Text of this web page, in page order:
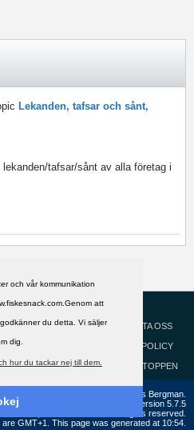
och vår kommunikation
att
du detta. Vi säljer
dig.
hur du tackar nej till dem.
Lekanden, tafsar och sånt,
tafsar/sånt av alla företag i
HJÄLP
KONTAKTA OSS
COOKIEPOLICY
GÅ TILL TOPPEN
Grundad 2002 av Anders Bergman.
Version 5.7.5
MH Sub I, LLC dba vBulletin. All rights reserved.
are GMT+1. This page was generated at 10:54.